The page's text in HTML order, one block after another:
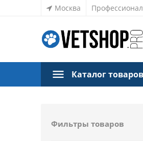
Москва
Каталог товаров
Фильтры товаров